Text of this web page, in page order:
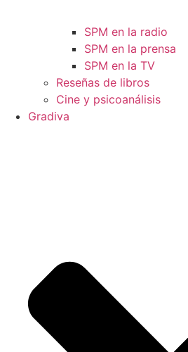
SPM en la radio
SPM en la prensa
SPM en la TV
Reseñas de libros
Cine y psicoanálisis
Gradiva